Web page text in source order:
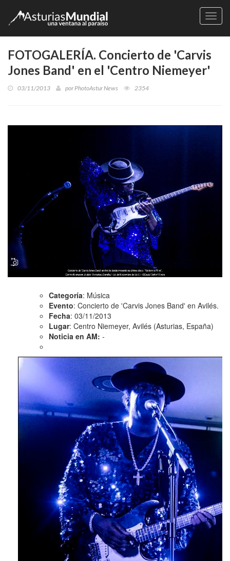
FOTOGALERÍA. Concierto de 'Carvis
Jones Band' en el 'Centro Niemeyer'
03/11/2013 porPhotoAstur News 2354
Categoría: Música
Evento: Concierto de 'Carvis Jones Band' en Avilés.
Fecha: 03/11/2013
Lugar: Centro Niemeyer, Avilés (Asturias, España)
Noticia en AM: -